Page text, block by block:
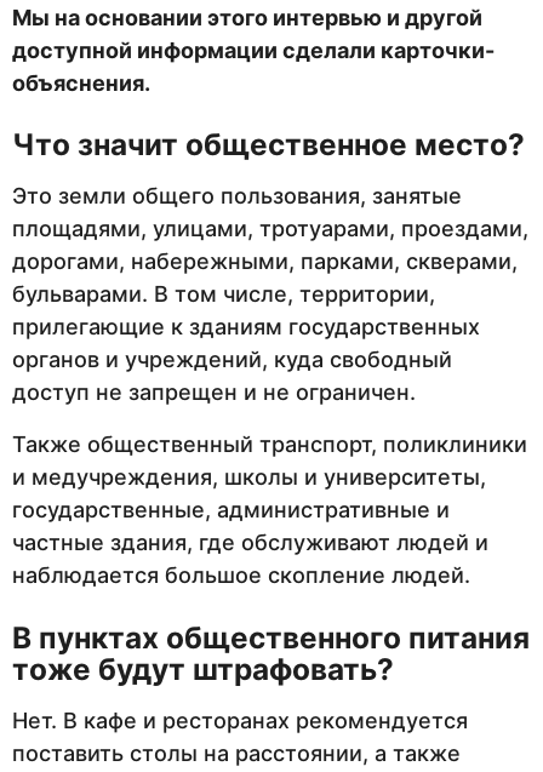
Мы на основании этого интервью и другой
доступной информации сделали карточки-
объяснения.
Что значит общественное место?
Это земли общего пользования, занятые
площадями, улицами, тротуарами, проездами,
дорогами, набережными, парками, скверами,
бульварами. В том числе, территории,
прилегающие к зданиям государственных
органов и учреждений, куда свободный
доступ не запрещен и не ограничен.
Также общественный транспорт, поликлиники
и медучреждения, школы и университеты,
государственные, административные и
частные здания, где обслуживают людей и
наблюдается большое скопление людей.
В пунктах общественного питания
тоже будут штрафовать?
Нет. В кафе и ресторанах рекомендуется
поставить столы на расстоянии, а также